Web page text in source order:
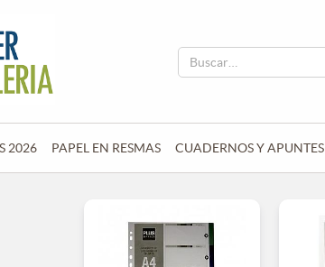
2026 PAPEL EN RESMAS CUADERNOS Y APUNTES